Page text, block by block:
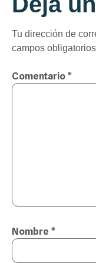
Tu dirección de
campos
Comentario *
Nombre *